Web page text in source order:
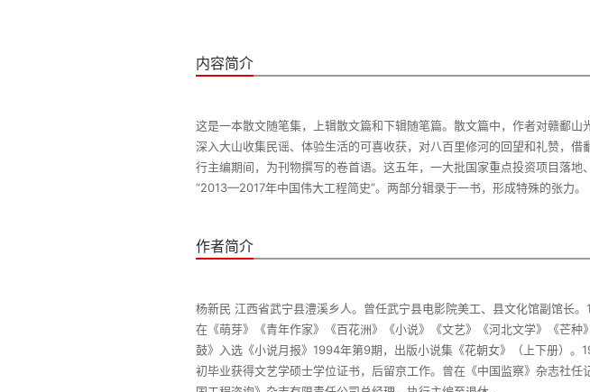
内容简介
这是一本散文随笔集，上辑散文篇和下辑随笔篇。散文篇中，作者对赣鄱
深入大山收集民谣、体验生活的可喜收获，对八百里修河的回望和礼赞，
行主编期间，为刊物撰写的卷首语。这五年，一大批国家重点投资项目落
作者简介
杨新民 江西省武宁县澧溪乡人。曾任武宁县电影院美工、县文化馆副馆长
在《萌芽》《青年作家》《百花洲》《小说》《文艺》《河北文学》《芒
鼓》入选《小说月报》1994年第9期，出版小说集《花朝女》（上下册）
初毕业获得文艺学硕士学位证书，后留京工作。曾在《中国监察》杂志社